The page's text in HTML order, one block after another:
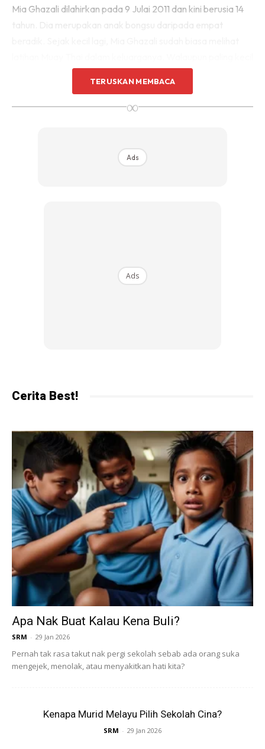
Mia Ghazali dilahirkan pada 9 Julai 2011 dan kini berusia 14
dalam keluarga, semangat juang Mia Ghazali sangat besar
dengan ketabahan dan keberaniannya.
Ibu Mia Ghazali, Jennana Johnson, berasal dari Amerika
TERUSKAN MEMBACA
∞
Ads
Ads
Cerita Best!
Apa Nak Buat Kalau Kena Buli?
SRM - 29 Jan 2026
Pernah tak rasa takut nak pergi sekolah sebab ada orang suka
mengejek, menolak, atau menyakitkan hati kita?
Kenapa Murid Melayu Pilih Sekolah Cina?
SRM - 29 Jan 2026